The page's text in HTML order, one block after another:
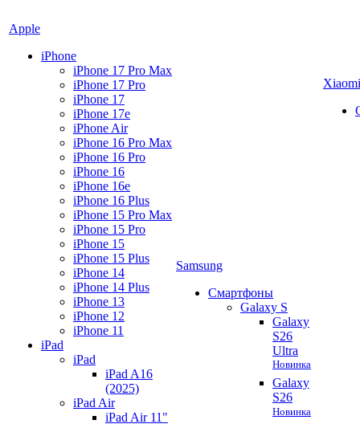
Apple
iPhone
iPhone 17 Pro Max
iPhone 17 Pro
iPhone 17
iPhone 17e
iPhone Air
iPhone 16 Pro Max
iPhone 16 Pro
iPhone 16
iPhone 16e
iPhone 16 Plus
iPhone 15 Pro Max
iPhone 15 Pro
iPhone 15
iPhone 15 Plus
iPhone 14
iPhone 14 Plus
iPhone 13
iPhone 12
iPhone 11
iPad
iPad
iPad A16
(2025)
iPad Air
iPad Air 11"
Samsung
Смартфоны
Galaxy S
Galaxy
S26
Ultra
Новинка
Galaxy
S26
Новинка
Xiaomi